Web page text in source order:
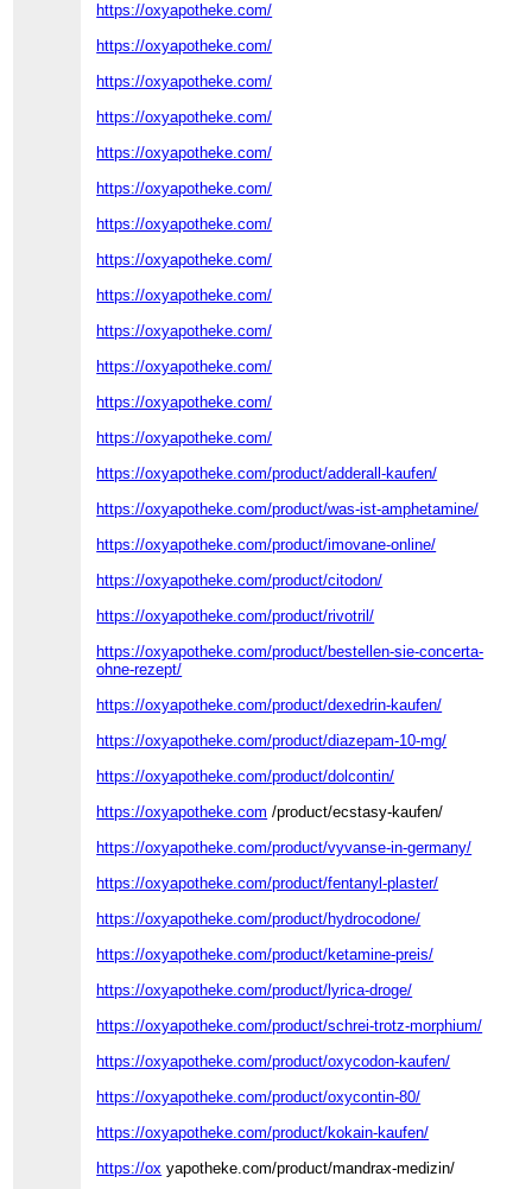
https://oxyapotheke.com/
https://oxyapotheke.com/
https://oxyapotheke.com/
https://oxyapotheke.com/
https://oxyapotheke.com/
https://oxyapotheke.com/
https://oxyapotheke.com/
https://oxyapotheke.com/
https://oxyapotheke.com/
https://oxyapotheke.com/
https://oxyapotheke.com/
https://oxyapotheke.com/
https://oxyapotheke.com/
https://oxyapotheke.com/product/adderall-kaufen/
https://oxyapotheke.com/product/was-ist-amphetamine/
https://oxyapotheke.com/product/imovane-online/
https://oxyapotheke.com/product/citodon/
https://oxyapotheke.com/product/rivotril/
https://oxyapotheke.com/product/bestellen-sie-concerta-
ohne-rezept/
https://oxyapotheke.com/product/dexedrin-kaufen/
https://oxyapotheke.com/product/diazepam-10-mg/
https://oxyapotheke.com/product/dolcontin/
https://oxyapotheke.com /product/ecstasy-kaufen/
https://oxyapotheke.com/product/vyvanse-in-germany/
https://oxyapotheke.com/product/fentanyl-plaster/
https://oxyapotheke.com/product/hydrocodone/
https://oxyapotheke.com/product/ketamine-preis/
https://oxyapotheke.com/product/lyrica-droge/
https://oxyapotheke.com/product/schrei-trotz-morphium/
https://oxyapotheke.com/product/oxycodon-kaufen/
https://oxyapotheke.com/product/oxycontin-80/
https://oxyapotheke.com/product/kokain-kaufen/
https://ox yapotheke.com/product/mandrax-medizin/